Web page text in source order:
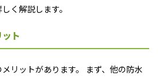
く解説します。
ト
リットがあります。 まず、他の防水